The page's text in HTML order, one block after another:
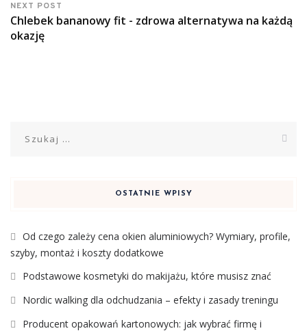
NEXT POST
Chlebek bananowy fit - zdrowa alternatywa na każdą
okazję
OSTATNIE WPISY
Od czego zależy cena okien aluminiowych? Wymiary, profile,
szyby, montaż i koszty dodatkowe
Podstawowe kosmetyki do makijażu, które musisz znać
Nordic walking dla odchudzania – efekty i zasady treningu
Producent opakowań kartonowych: jak wybrać firmę i